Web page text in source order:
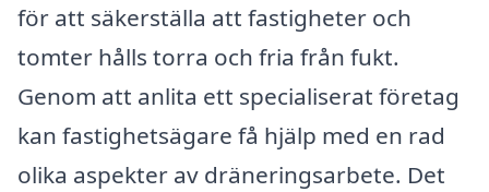
för att säkerställa att fastigheter och
tomter hålls torra och fria från fukt.
Genom att anlita ett specialiserat företag
kan fastighetsägare få hjälp med en rad
olika aspekter av dräneringsarbete. Det